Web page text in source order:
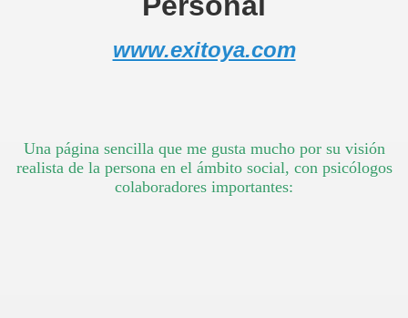
www.exitoya.com
Una página sencilla que me gusta mucho por su visión
realista de la persona en el ámbito social, con psicólogos
colaboradores importantes: